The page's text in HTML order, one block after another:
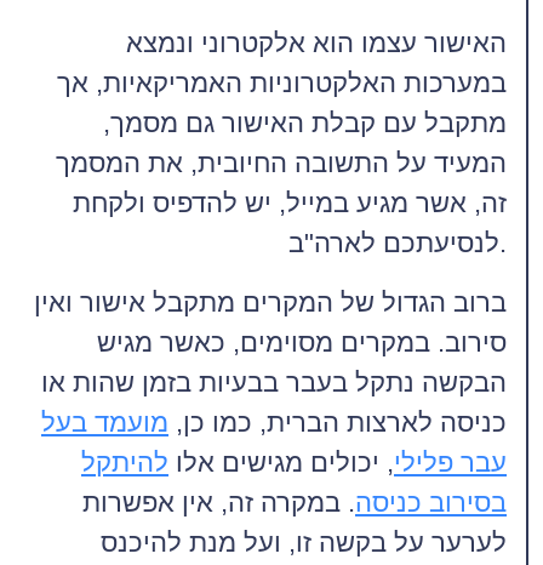
האישור עצמו הוא אלקטרוני ונמצא
במערכות האלקטרוניות האמריקאיות, אך
מתקבל עם קבלת האישור גם מסמך,
המעיד על התשובה החיובית, את המסמך
זה, אשר מגיע במייל, יש להדפיס ולקחת
לנסיעתכם לארה"ב.
ברוב הגדול של המקרים מתקבל אישור ואין
סירוב. במקרים מסוימים, כאשר מגיש
הבקשה נתקל בעבר בבעיות בזמן שהות או
כניסה לארצות הברית, כמו כן, מועמד בעל
עבר פלילי, יכולים מגישים אלו להיתקל
בסירוב כניסה. במקרה זה, אין אפשרות
לערער על בקשה זו, ועל מנת להיכנס